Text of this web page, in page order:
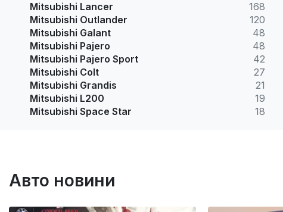
Mitsubishi Lancer
168
Mitsubishi Outlander
120
Mitsubishi Galant
48
Mitsubishi Pajero
48
Mitsubishi Pajero Sport
42
Mitsubishi Colt
27
Mitsubishi Grandis
21
Mitsubishi L200
19
Mitsubishi Space Star
18
Авто новини